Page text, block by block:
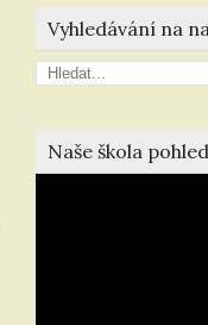
Vyhledávání na
Naše škola